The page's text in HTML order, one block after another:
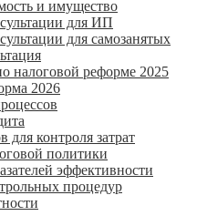
и имущество
для ИП
для самозанятых
налоговой реформе 2025
2026
для контроля затрат
политики
эффективности
процедур